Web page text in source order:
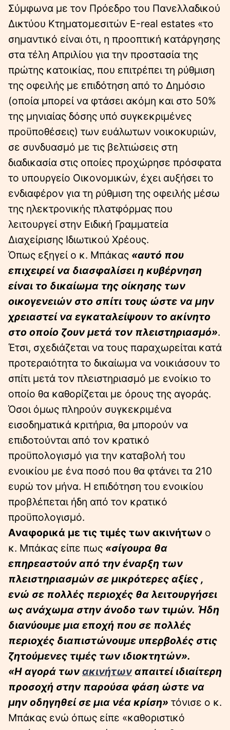
Σύμφωνα με τον Πρόεδρο του Πανελλαδικού
Δικτύου Κτηματομεσιτών Ε-real estates «το
σημαντικό είναι ότι, η προοπτική κατάργησης
στα τέλη Απριλίου για την προστασία της
πρώτης κατοικίας, που επιτρέπει τη ρύθμιση
της οφειλής με επιδότηση από το Δημόσιο
(οποία μπορεί να φτάσει ακόμη και στο 50%
της μηνιαίας δόσης υπό συγκεκριμένες
προϋποθέσεις) των ευάλωτων νοικοκυριών,
σε συνδυασμό με τις βελτιώσεις στη
διαδικασία στις οποίες προχώρησε πρόσφατα
το υπουργείο Οικονομικών, έχει αυξήσει το
ενδιαφέρον για τη ρύθμιση της οφειλής μέσω
της ηλεκτρονικής πλατφόρμας που
λειτουργεί στην Ειδική Γραμματεία
Διαχείρισης Ιδιωτικού Χρέους.
Όπως εξηγεί ο κ. Μπάκας «αυτό που
επιχειρεί να διασφαλίσει η κυβέρνηση
είναι το δικαίωμα της οίκησης των
οικογενειών στο σπίτι τους ώστε να μην
χρειαστεί να εγκαταλείψουν το ακίνητο
στο οποίο ζουν μετά τον πλειστηριασμό».
Έτσι, σχεδιάζεται να τους παραχωρείται κατά
προτεραιότητα το δικαίωμα να νοικιάσουν το
σπίτι μετά τον πλειστηριασμό με ενοίκιο το
οποίο θα καθορίζεται με όρους της αγοράς.
Όσοι όμως πληρούν συγκεκριμένα
εισοδηματικά κριτήρια, θα μπορούν να
επιδοτούνται από τον κρατικό
προϋπολογισμό για την καταβολή του
ενοικίου με ένα ποσό που θα φτάνει τα 210
ευρώ τον μήνα. Η επιδότηση του ενοικίου
προβλέπεται ήδη από τον κρατικό
προϋπολογισμό.
Αναφορικά με τις τιμές των ακινήτων ο
κ. Μπάκας είπε πως «σίγουρα θα
επηρεαστούν από την έναρξη των
πλειστηριασμών σε μικρότερες αξίες ,
ενώ σε πολλές περιοχές θα λειτουργήσει
ως ανάχωμα στην άνοδο των τιμών. Ήδη
διανύουμε μια εποχή που σε πολλές
περιοχές διαπιστώνουμε υπερβολές στις
ζητούμενες τιμές των ιδιοκτητών».
«Η αγορά των ακινήτων απαιτεί ιδιαίτερη
προσοχή στην παρούσα φάση ώστε να
μην οδηγηθεί σε μια νέα κρίση» τόνισε ο κ.
Μπάκας ενώ όπως είπε «καθοριστικό